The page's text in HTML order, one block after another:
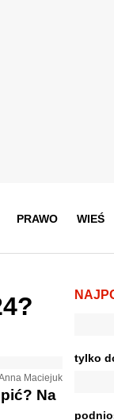
PRAWO WIEŚ
Maciejuk
Na
tylko